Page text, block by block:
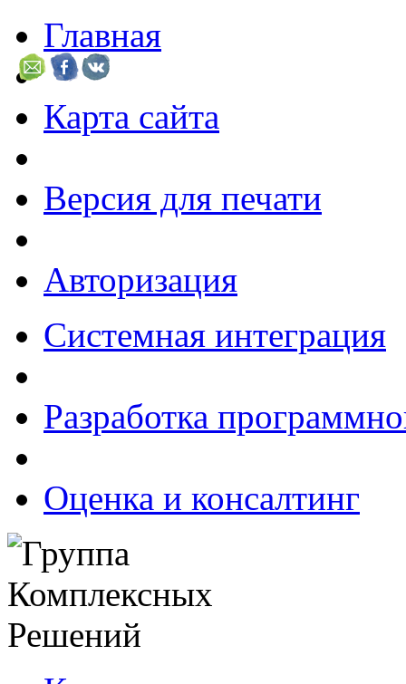
Главная
Карта сайта
Версия для печати
Авторизация
Системная интеграция
Разработка
Оценка и консалтинг